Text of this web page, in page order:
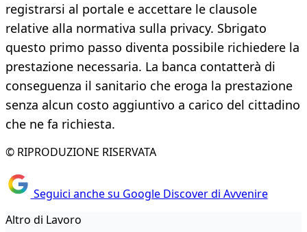
registrarsi al portale e accettare le clausole
relative alla normativa sulla privacy. Sbrigato
questo primo passo diventa possibile richiedere la
prestazione necessaria. La banca contatterà di
conseguenza il sanitario che eroga la prestazione
senza alcun costo aggiuntivo a carico del cittadino
che ne fa richiesta.
© RIPRODUZIONE RISERVATA
Seguici anche su Google Discover di Avvenire
Altro di Lavoro